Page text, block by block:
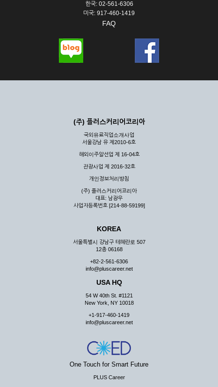
③ 기타 회사는 서비스를 제공할 수 없는 합당한 사유가 발생한
④ 회사는 제 2항 및 제 3항의 사유로 서비스의 제공이 일시적
여 배상하지 않습니다.
제3장 권리 및 의무
공할 수 있도록 최선의 노력을 다하여야 합니다.
게 누설, 배포하여서는 안됩니다. 다만, 관계법령에 의하여 국가
기관 등의 합법적인 요구가 있는 경우에는 해당 되지 않습니다.
③ 회사는 이용자로부터 제기되는 의견이나 불만이 정당하다고
인정할 경우에는 즉시 처리하여야 하며, 즉시 처리가 곤란한 경
우 그 처리를 위해 노력해야 합니다.
제7조 (회원의 의무)
① 회원은 ID와 비밀 번호에 관한 모든 관리의 책임이 있으며
② 회원은 이용신청서의 기재내용 중 변경된 내용이 있는 경우
서비스를 통하여 그 내용을 회사에 통지하여야 합니다.
③ 다른 회원의 ID와 비밀번호를 부당하게 사용하는 행위를
④ 회원은 회사의 서비스에서 타 사이트의 홍보행위를 하지 않
아야 하며 공공질서나 미풍약속에 위배되는 내용 혹은 저작권을
리 행위도 할 수 없습니다.
사가 통지하는 사항을 준수하여야 하며, 기타 회사의 업무에 방
해되는 행위를 하여서는 아니 됩니다.
제8조 (회원의 관리)
① 회원은 언제든 이 약관에 대한 동의를 철회할 수 있습니다.
한국: 02-561-6306
미국: 917-460-1419
FAQ
(주) 플러스커리어코리아
국외유료직업소개사업
서울강남 유 제2010-6호
해외이주알선업 제 16-04호
관광사업 제 2016-32호
개인정보처리방침
(주) 플러스커리어코리아
대표: 남광우
사업자등록번호 [214-88-59199]
KOREA
서울특별시 강남구 테헤란로 507
12층 06168
+82-2-561-6306
info@pluscareer.net
USA HQ
54 W 40th St. #1121
New York, NY 10018
+1-917-460-1419
info@pluscareer.net
One Touch for Smart Future
PLUS Career